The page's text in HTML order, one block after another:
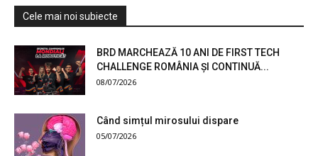
Cele mai noi subiecte
BRD MARCHEAZĂ 10 ANI DE FIRST TECH
CHALLENGE ROMÂNIA ȘI CONTINUĂ...
08/07/2026
Când simțul mirosului dispare
05/07/2026